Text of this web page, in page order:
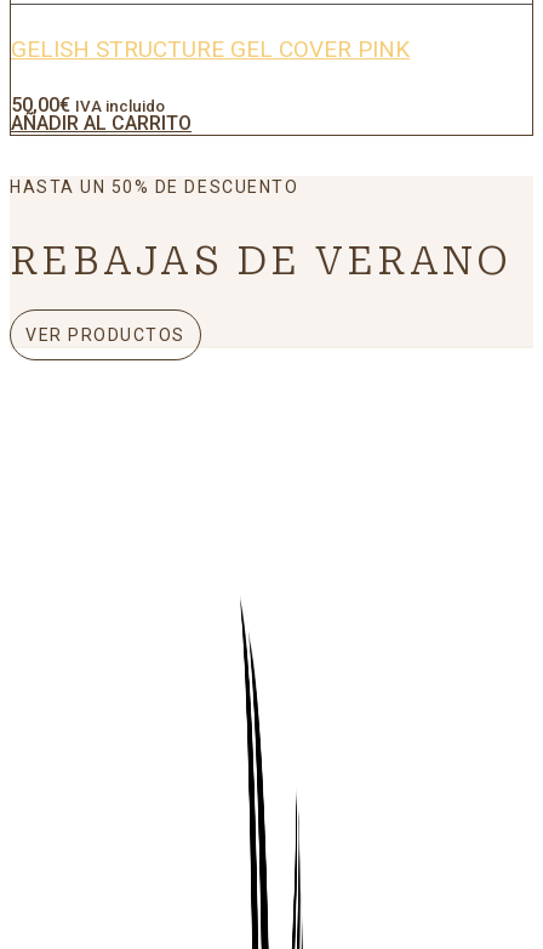
GELISH STRUCTURE GEL COVER PINK
50,00€ IVA incluido
AÑADIR AL CARRITO
HASTA UN 50% DE DESCUENTO
REBAJAS DE VERANO
VER PRODUCTOS